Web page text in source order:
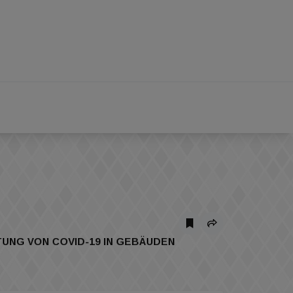
VON COVID-19 IN GEBÄUDEN